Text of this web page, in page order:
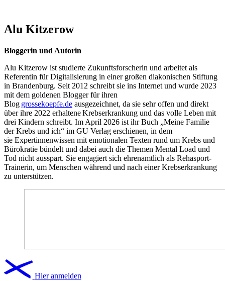
Alu Kitzerow
Bloggerin und Autorin
Alu Kitzerow ist studierte Zukunftsforscherin und arbeitet als
Referentin für Digitalisierung in einer großen diakonischen Stiftung
in Brandenburg. Seit 2012 schreibt sie ins Internet und wurde 2023
mit dem goldenen Blogger für ihren
Blog grossekoepfe.de ausgezeichnet, da sie sehr offen und direkt
über ihre 2022 erhaltene Krebserkrankung und das volle Leben mit
drei Kindern schreibt. Im April 2026 ist ihr Buch „Meine Familie
der Krebs und ich“ im GU Verlag erschienen, in dem
sie Expertinnenwissen mit emotionalen Texten rund um Krebs und
Bürokratie bündelt und dabei auch die Themen Mental Load und
Tod nicht ausspart. Sie engagiert sich ehrenamtlich als Rehasport-
Trainerin, um Menschen während und nach einer Krebserkrankung
zu unterstützen.
Hier anmelden